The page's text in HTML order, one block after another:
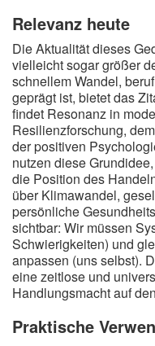
Relevanz heute
Die Aktualität dieses
vielleicht sogar größer
schnellem Wandel,
geprägt ist, bietet das
findet Resonanz in
Resilienzforschung,
der positiven
nutzen diese
die Position des
über Klimawandel,
persönliche
sichtbar: Wir müssen
Schwierigkeiten) und
anpassen (uns selbst).
eine zeitlose und
Handlungsmacht auf
Praktische